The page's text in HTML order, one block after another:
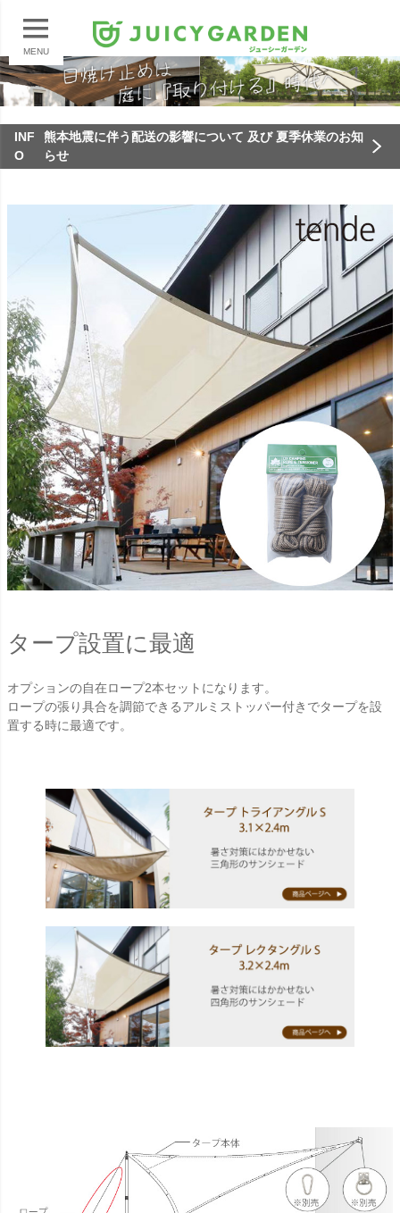
MENU
INF
O
熊本地震に伴う配送の影響について 及び 夏季休業のお知
らせ
タープ設置に最適
オプションの自在ロープ2本セットになります。
ロープの張り具合を調節できるアルミストッパー付きでタープを設
置する時に最適です。